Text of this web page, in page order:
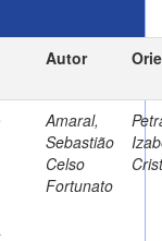
Autor
Amaral,
Sebastião
Celso
Fortunato